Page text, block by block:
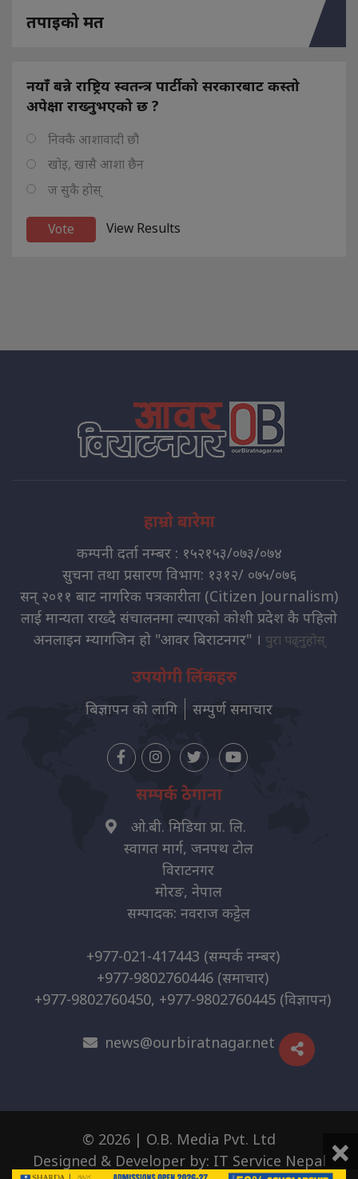
तपाइको मत
नयाँ बन्ने राष्ट्रिय स्वतन्त्र पार्टीको सरकारबाट कस्तो
अपेक्षा राख्नुभएको छ ?
निक्कै आशावादी छौ
खोइ, खासै आशा छैन
ज सुकै होस्
View Results
हाम्रो बारेमा
कम्पनी दर्ता नम्बर : १५२१५३/०७३/०७४
सुचना तथा प्रसारण विभाग: १३१२/ ०७५/०७६
सन् २०११ बाट नागरिक पत्रकारीता (Citizen Journalism)
लाई मान्यता राख्दै संचालनमा ल्याएको कोशी प्रदेश कै पहिलो
अनलाइन म्यागजिन हो "आवर बिराटनगर" । पुरा पढ्नुहोस्
उपयोगी लिंकहरु
बिज्ञापन को लागि सम्पुर्ण समाचार
सम्पर्क ठेगाना
ओ.बी. मिडिया प्रा. लि.
स्वागत मार्ग, जनपथ टोल
विराटनगर
मोरङ, नेपाल
सम्पादक: नवराज कट्टेल
+977-021-417443 (सम्पर्क नम्बर)
+977-9802760446 (समाचार)
+977-9802760450, +977-9802760445 (विज्ञापन)
news@ourbiratnagar.net
© 2026 | O.B. Media Pvt. Ltd
Designed & Developer by: IT Service Nepal ×